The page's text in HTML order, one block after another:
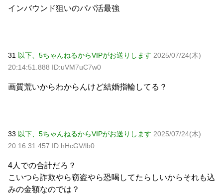
インバウンド狙いのパパ活最強
31 以下、5ちゃんねるからVIPがお送りします 2025/07/24(木)
20:14:51.888 ID:uVM7uC7w0
画質荒いからわからんけど結婚指輪してる？
33 以下、5ちゃんねるからVIPがお送りします 2025/07/24(木)
20:16:31.457 ID:hHcGV/lb0
4人での合計だろ？
こいつら詐欺やら窃盗やら恐喝してたらしいからそれも込
みの金額なのでは？